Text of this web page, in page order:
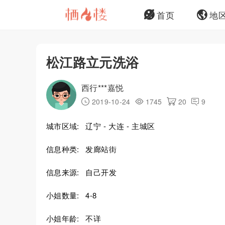
首页 地
松江路立元洗浴
西行***嘉悦
2019-10-24 1745 20 9
城市区域: 辽宁 - 大连 - 主城区
信息种类: 发廊站街
信息来源: 自己开发
小姐数量: 4-8
小姐年龄: 不详